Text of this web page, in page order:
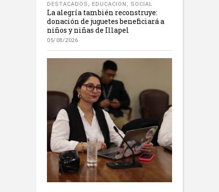
DESTACADOS , EDUCACION , SOCIAL
La alegría también reconstruye:
donación de juguetes beneficiará a
niños y niñas de Illapel
05/08/2026